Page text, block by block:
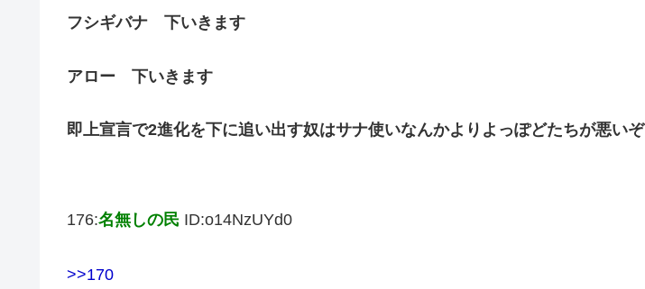
フシギバナ 下いきます
アロー 下いきます
即上宣言で2進化を下に追い出す奴はサナ使いなんかよりよっぽどたちが悪いぞ
176:名無しの民 ID:o14NzUYd0
>>170